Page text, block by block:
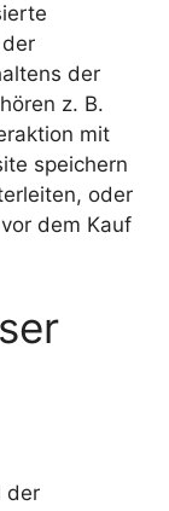
der
z. B.
mit
speichern
oder
dem Kauf
der